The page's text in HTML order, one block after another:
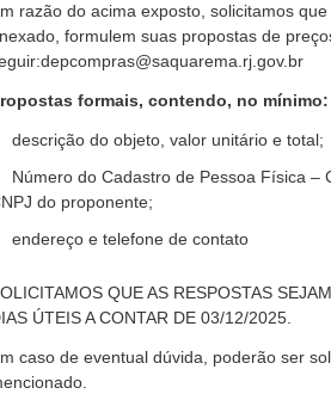
razão do acima exposto, solicitamos
formulem suas propostas de
formais, contendo, no mínimo:
descrição do objeto, valor unitário e total;
Número do Cadastro de Pessoa Física –
do proponente;
endereço e telefone de contato
QUE AS RESPOSTAS
ÚTEIS A CONTAR DE 03/12/2025.
caso de eventual dúvida, poderão ser